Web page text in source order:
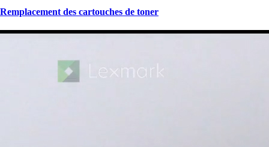
Remplacement des cartouches de toner